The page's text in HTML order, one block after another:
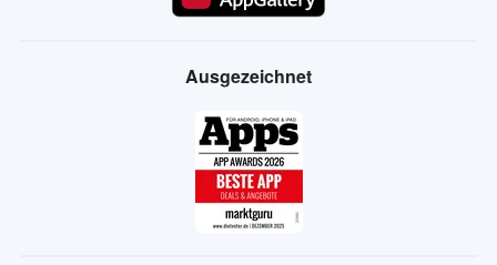
Ausgezeichnet